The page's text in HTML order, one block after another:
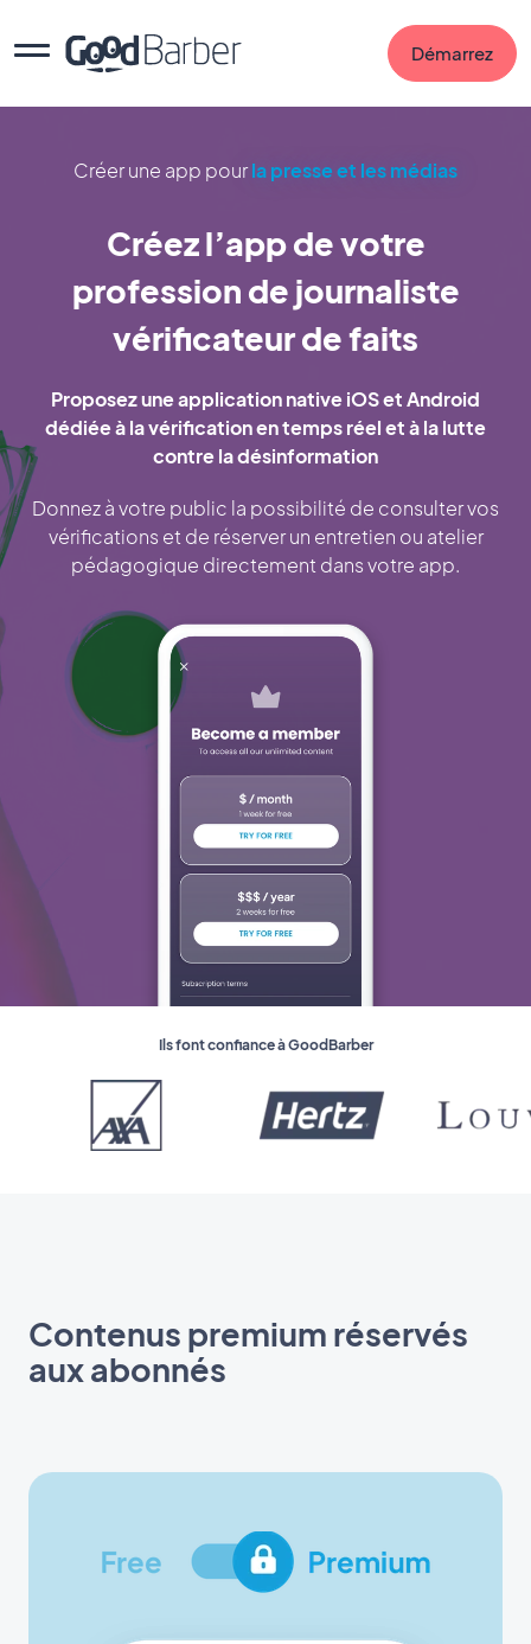
Démarrez
Créer une app pourla presse et les médias
Créez l’app de votre
profession de journaliste
vérificateur de faits
Proposez une application native iOS et Android
dédiée à la vérification en temps réel et à la lutte
contre la désinformation
Donnez à votre public la possibilité de consulter vos
vérifications et de réserver un entretien ou atelier
pédagogique directement dans votre app.
Ils font confiance à GoodBarber
Contenus premium réservés
aux abonnés